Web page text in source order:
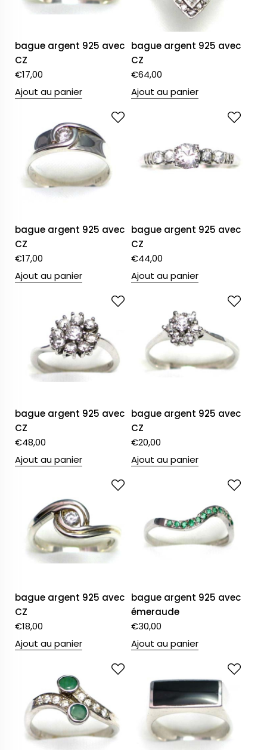
bague argent 925 avec
CZ
€17,00
Ajout au panier
bague argent 925 avec
CZ
€64,00
Ajout au panier
bague argent 925 avec
CZ
€17,00
Ajout au panier
bague argent 925 avec
CZ
€44,00
Ajout au panier
bague argent 925 avec
CZ
€48,00
Ajout au panier
bague argent 925 avec
CZ
€20,00
Ajout au panier
bague argent 925 avec
CZ
€18,00
Ajout au panier
bague argent 925 avec
émeraude
€30,00
Ajout au panier